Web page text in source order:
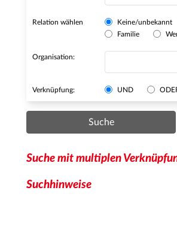
Relation wählen Keine/unbekannt
Familie
Organisation:
Verknüpfung: UND
Suche
Suche mit multiplen
Suchhinweise